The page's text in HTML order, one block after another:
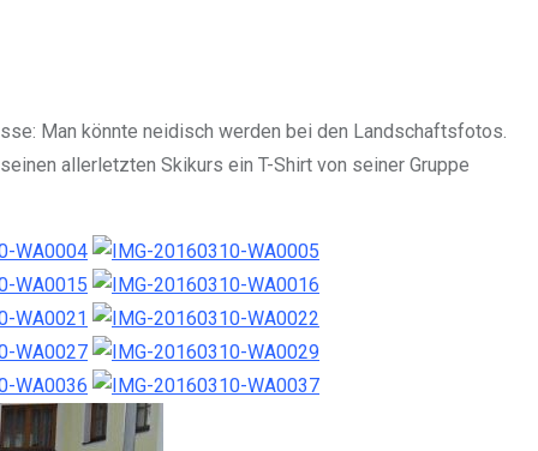
Man könnte neidisch werden bei den Landschaftsfotos.
allerletzten Skikurs ein T-Shirt von seiner Gruppe